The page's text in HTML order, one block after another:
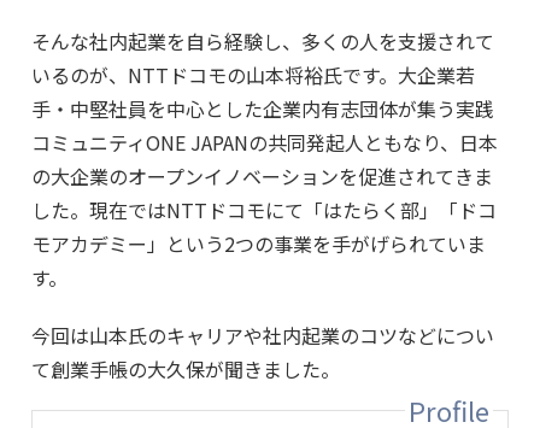
そんな社内起業を自ら経験し、多くの人を支援されて
いるのが、NTTドコモの山本将裕氏です。大企業若
手・中堅社員を中心とした企業内有志団体が集う実践
コミュニティONE JAPANの共同発起人ともなり、日本
の大企業のオープンイノベーションを促進されてきま
した。現在ではNTTドコモにて「はたらく部」「ドコ
モアカデミー」という2つの事業を手がげられていま
す。
今回は山本氏のキャリアや社内起業のコツなどについ
て創業手帳の大久保が聞きました。